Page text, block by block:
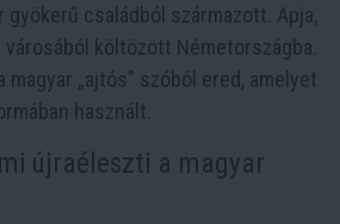
gyökerű családból származott. Apja,
városából költözött Németországba.
magyar „ajtós” szóból ered, amelyet
használt.
újraéleszti a magyar